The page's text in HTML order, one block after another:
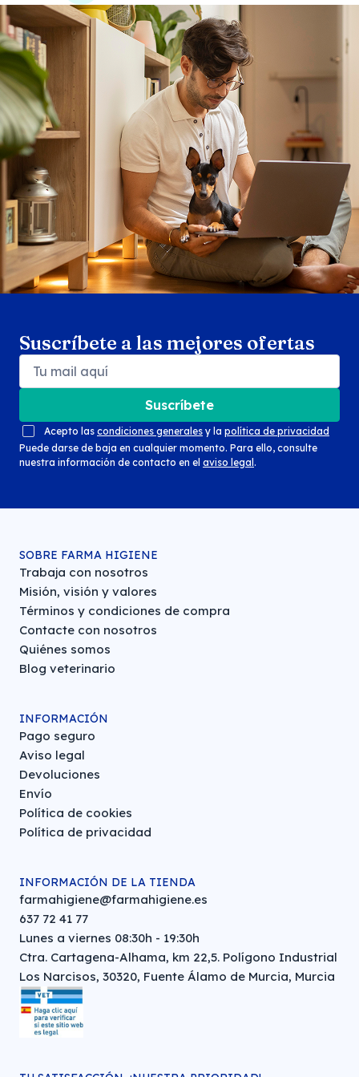
Suscríbete a las mejores ofertas
Suscríbete
Acepto las condiciones generales y la política de privacidad
Puede darse de baja en cualquier momento. Para ello, consulte
nuestra información de contacto en el aviso legal .
Search products
SOBRE FARMA HIGIENE
Trabaja con nosotros
Misión, visión y valores
Términos y condiciones de compra
Contacte con nosotros
Quiénes somos
Blog veterinario
INFORMACIÓN
Pago seguro
Aviso legal
Devoluciones
Envío
Política de cookies
Política de privacidad
INFORMACIÓN DE LA TIENDA
farmahigiene@farmahigiene.es
637 72 41 77
Lunes a viernes 08:30h - 19:30h
Ctra. Cartagena-Alhama, km 22,5. Polígono Industrial
Los Narcisos, 30320, Fuente Álamo de Murcia, Murcia